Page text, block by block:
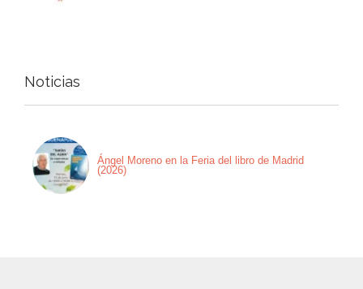
Noticias
Ángel Moreno en la Feria del libro de Madrid
(2026)